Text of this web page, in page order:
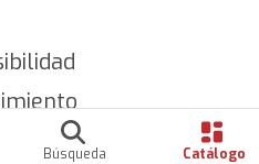
Búsqueda Catálogo